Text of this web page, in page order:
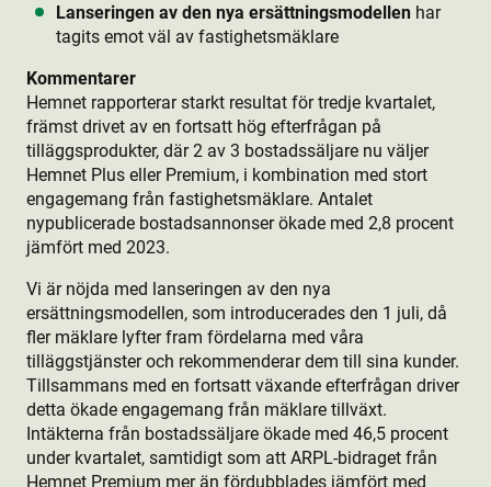
Lanseringen av den nya ersättningsmodellen har
tagits emot väl av fastighetsmäklare
Kommentarer
Hemnet rapporterar starkt resultat för tredje kvartalet,
främst drivet av en fortsatt hög efterfrågan på
tilläggsprodukt­er, där 2 av 3 bostads­säljare nu väljer
Hemnet Plus eller Premium, i kombination med stort
engagemang från fastighetsmäklare. Antalet
nypublicerade bostads­annonser ökade med 2,8 procent
jämfört med 2023.
Vi är nöjda med lanseringen av den nya
ersättningsmodellen, som introducerades den 1 juli, då
fler mäklare lyfter fram fördelarna med våra
tilläggstjänster och rekommenderar dem till sina kunder.
Tillsammans med en fortsatt växande efterfrågan driver
detta ökade engagemang från mäklare tillväxt.
Intäkterna från bostads­säljare ökade med 46,5 procent
under kvartalet, samtidigt som att ARPL-bidraget från
Hemnet Premium mer än fördubblades jämfört med